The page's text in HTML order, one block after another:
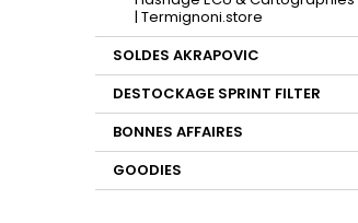
| Termignoni.store
SOLDES AKRAPOVIC
DESTOCKAGE SPRINT FILTER
BONNES AFFAIRES
GOODIES